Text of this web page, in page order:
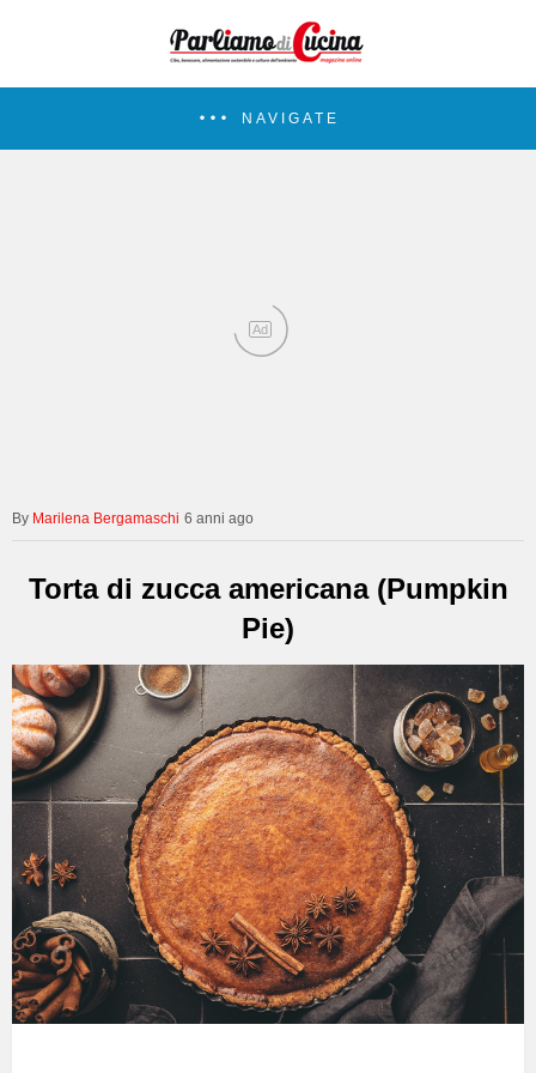
NAVIGATE
Ad
Marilena Bergamaschi 6 anni ago
Torta di zucca americana (Pumpkin
Pie)